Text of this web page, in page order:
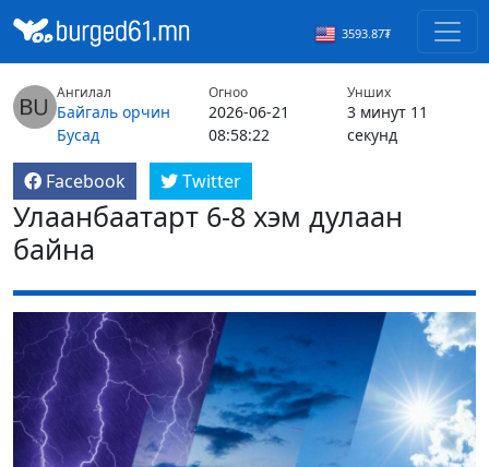
3593.87₮
Ангилал
Байгаль орчин
Бусад
Огноо
2026-06-21
08:58:22
Унших
3 минут 11
секунд
Facebook Twitter
Улаанбаатарт 6-8 хэм дулаан
байна